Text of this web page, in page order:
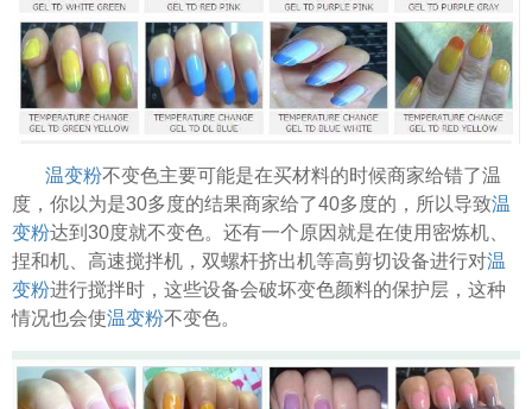
温变粉不变色主要可能是在买材料的时候商家给错了温
度，你以为是30多度的结果商家给了40多度的，所以导致温
变粉达到30度就不变色。还有一个原因就是在使用密炼机、
捏和机、高速搅拌机，双螺杆挤出机等高剪切设备进行对温
变粉进行搅拌时，这些设备会破坏变色颜料的保护层，这种
情况也会使温变粉不变色。